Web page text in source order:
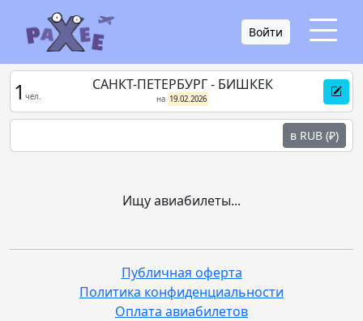
Войти
1 чел.
САНКТ-ПЕТЕРБУРГ - БИШКЕК
на 19.02.2026
в RUB (₽)
Ищу авиабилеты...
Публичная оферта
Политика конфиденциальности
Оплата авиабилетов